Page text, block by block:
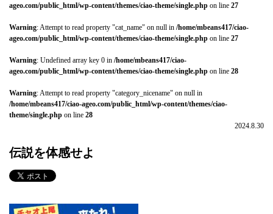
ageo.com/public_html/wp-content/themes/ciao-theme/single.php on line 27
Warning: Attempt to read property "cat_name" on null in /home/mbeans417/ciao-
ageo.com/public_html/wp-content/themes/ciao-theme/single.php on line 27
Warning: Undefined array key 0 in /home/mbeans417/ciao-
ageo.com/public_html/wp-content/themes/ciao-theme/single.php on line 28
Warning: Attempt to read property "category_nicename" on null in
/home/mbeans417/ciao-ageo.com/public_html/wp-content/themes/ciao-
theme/single.php on line 28
2024.8.30
伝説を体感せよ